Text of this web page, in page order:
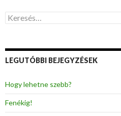
K
e
s
é
:
LEGUTÓBBI BEJEGYZÉSEK
Hogy lehetne szebb?
Fenékig!